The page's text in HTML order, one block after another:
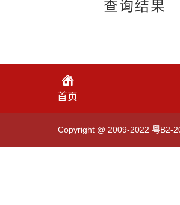
查询结果
首页
Copyright @ 2009-2022 粤B2-